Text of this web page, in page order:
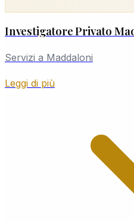
Investigatore Privato
Servizi a Maddaloni
Leggi di più